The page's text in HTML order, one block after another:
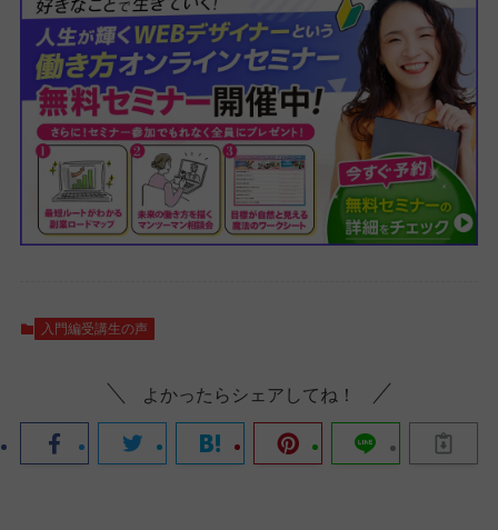
入門編受講生の声
よかったらシェアしてね！